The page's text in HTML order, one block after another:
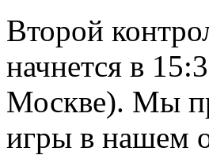
Второй
начнется в
Москве). Мы
игры в нашем